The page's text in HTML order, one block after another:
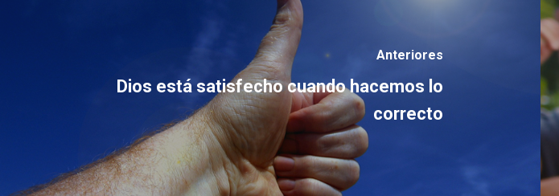
Anteriores
Dios está satisfecho cuando hacemos lo
correcto